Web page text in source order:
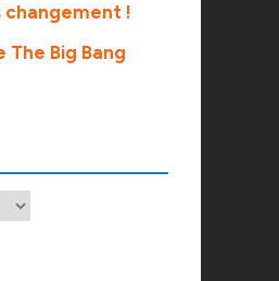
!
The Big Bang